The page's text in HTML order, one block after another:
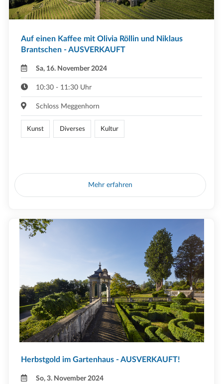
Auf einen Kaffee mit Olivia Röllin und Niklaus
Brantschen - AUSVERKAUFT
Sa, 16. November 2024
10:30 - 11:30 Uhr
Schloss Meggenhorn
Kunst Diverses Kultur
Mehr erfahren
Herbstgold im Gartenhaus - AUSVERKAUFT!
So, 3. November 2024